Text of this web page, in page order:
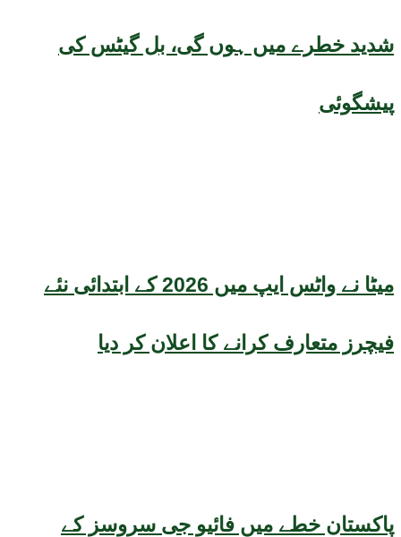
شدید خطرے میں ہوں گی، بل گیٹس کی
پیشگوئی
میٹا نے واٹس ایپ میں 2026 کے ابتدائی نئے
فیچرز متعارف کرانے کا اعلان کر دیا
پاکستان خطے میں فائیو جی سروسز کے